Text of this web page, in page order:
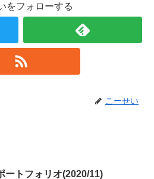
をフォローする
こーせい
ートフォリオ(2020/11)